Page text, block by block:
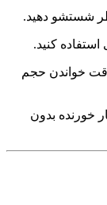
شستشو دهید.
کنید.
دقت خواندن حجم
خورنده بدون